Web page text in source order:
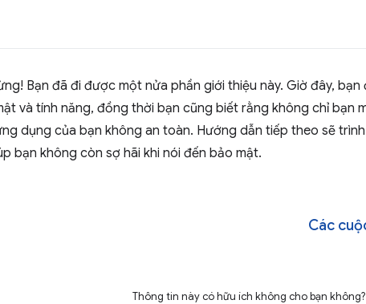
Bạn đã đi được một nửa phần giới thiệu này. Giờ đây,
và tính năng, đồng thời bạn cũng biết rằng không chỉ bạn
dụng của bạn không an toàn. Hướng dẫn tiếp theo sẽ
bạn không còn sợ hãi khi nói đến bảo mật.
Các
Thông tin này có hữu ích không cho bạn không?